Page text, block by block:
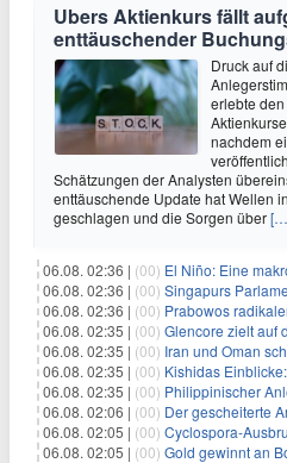
Ubers Aktienkurs fällt
enttäuschender
Druck auf
erlebte
nachdem
Schätzungen der Analysten
enttäuschende Update hat Wellen
geschlagen und die Sorgen über
06.08. 02:36 | (00) El Niño: Eine makroökonomische
06.08. 02:36 | (00) Singapurs Parlament setzt
06.08. 02:36 | (00) Prabowos radikaler Plan zur
06.08. 02:35 | (00) Glencore zielt auf den
06.08. 02:35 | (00) Iran und Oman schmieden
06.08. 02:35 | (00) Kishidas Einblicke: Yen-Intervention
06.08. 02:35 | (00) Philippinischer Anleihemarkt sieht sich
06.08. 02:06 | (00) Der gescheiterte Antrag auf
06.08. 02:05 | (00) Cyclospora-Ausbruch zwingt Salad
06.08. 02:05 | (00) Gold gewinnt an Boden, da